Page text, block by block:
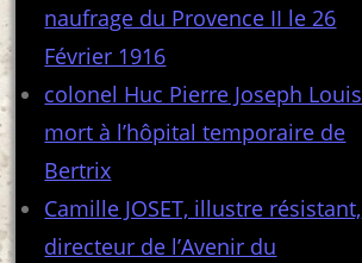
naufrage du Provence II le 26
Février 1916
colonel Huc Pierre Joseph Louis
mort à l’hôpital temporaire de
Bertrix
Camille JOSET, illustre résistant,
directeur de l’Avenir du